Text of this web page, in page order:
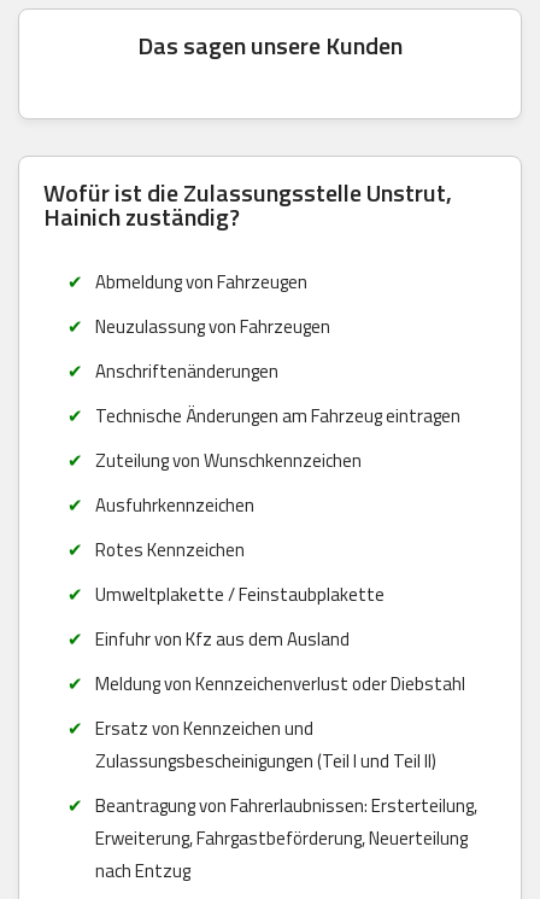
Das sagen unsere Kunden
Wofür ist die Zulassungsstelle Unstrut,
Hainich zuständig?
Abmeldung von Fahrzeugen
Neuzulassung von Fahrzeugen
Anschriftenänderungen
Technische Änderungen am Fahrzeug eintragen
Zuteilung von Wunschkennzeichen
Ausfuhrkennzeichen
Rotes Kennzeichen
Umweltplakette / Feinstaubplakette
Einfuhr von Kfz aus dem Ausland
Meldung von Kennzeichenverlust oder Diebstahl
Ersatz von Kennzeichen und
Zulassungsbescheinigungen (Teil I und Teil II)
Beantragung von Fahrerlaubnissen: Ersterteilung,
Erweiterung, Fahrgastbeförderung, Neuerteilung
nach Entzug